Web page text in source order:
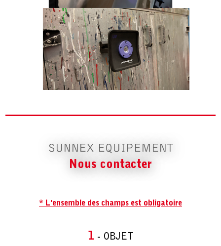
SUNNEX EQUIPEMENT
Nous contacter
* L'ensemble des champs est obligatoire
1 - OBJET